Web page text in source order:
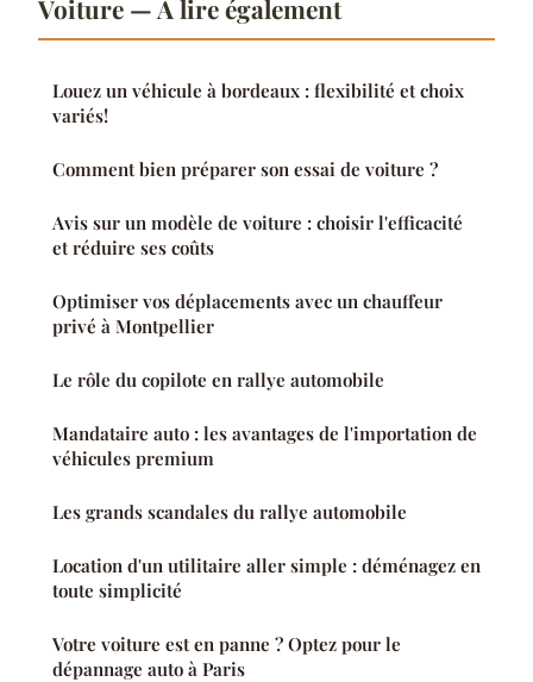
Voiture — À lire également
Louez un véhicule à bordeaux : flexibilité et choix
variés!
Comment bien préparer son essai de voiture ?
Avis sur un modèle de voiture : choisir l'efficacité
et réduire ses coûts
Optimiser vos déplacements avec un chauffeur
privé à Montpellier
Le rôle du copilote en rallye automobile
Mandataire auto : les avantages de l'importation de
véhicules premium
Les grands scandales du rallye automobile
Location d'un utilitaire aller simple : déménagez en
toute simplicité
Votre voiture est en panne ? Optez pour le
dépannage auto à Paris